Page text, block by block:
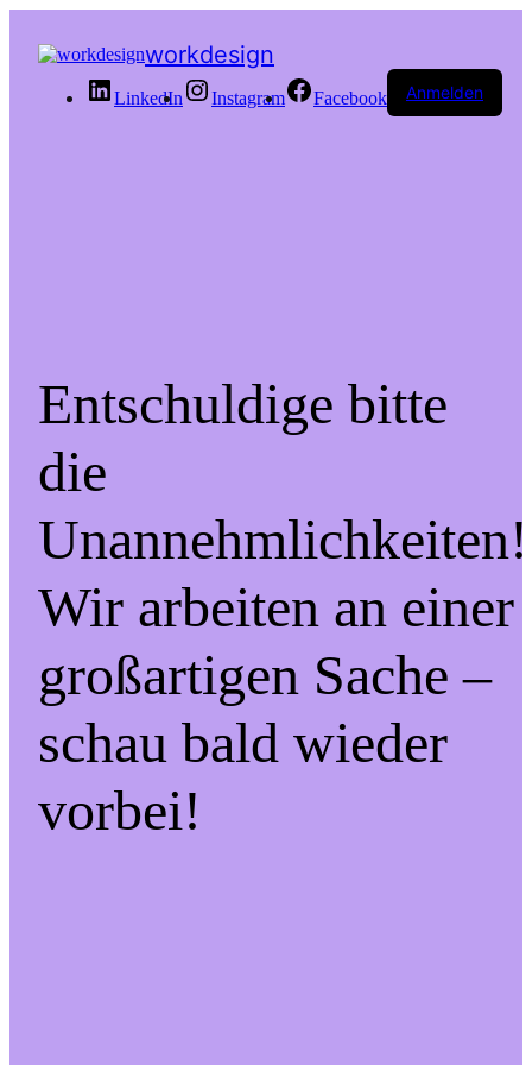
workdesign
LinkedIn Instagram Facebook Anmelden
Entschuldige bitte
die
Unannehmlichkeiten!
Wir arbeiten an einer
großartigen Sache –
schau bald wieder
vorbei!